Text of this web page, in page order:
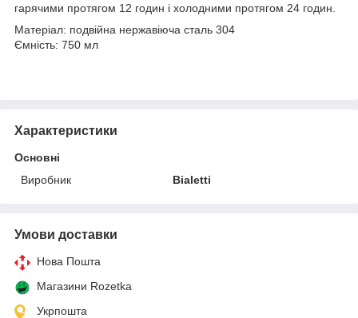
гарячими протягом 12 годин і холодними протягом 24 годин.
Матеріал: подвійна нержавіюча сталь 304
Ємність: 750 мл
Характеристики
Основні
Виробник
Bialetti
Умови доставки
Нова Пошта
Магазини Rozetka
Укрпошта